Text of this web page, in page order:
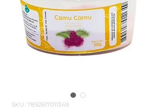
SKU: 7892617011349